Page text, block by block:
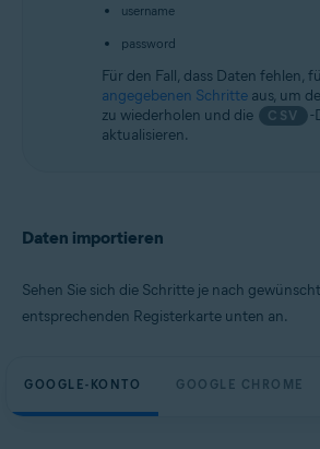
username
password
Für den Fall, dass Daten fehlen,
angegebenen Schritte aus, um
zu wiederholen und die
CSV
-
aktualisieren.
Daten importieren
Sehen Sie sich die Schritte je nach
entsprechenden Registerkarte unten an.
GOOGLE-KONTO GOOGLE CHROME